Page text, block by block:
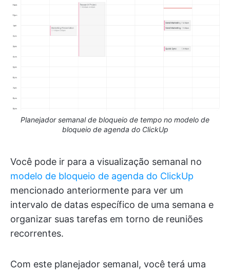
Planejador semanal de bloqueio de tempo no modelo de
bloqueio de agenda do ClickUp
Você pode ir para a visualização semanal no
modelo de bloqueio de agenda do ClickUp
mencionado anteriormente para ver um
intervalo de datas específico de uma semana e
organizar suas tarefas em torno de reuniões
recorrentes.
Com este planejador semanal, você terá uma